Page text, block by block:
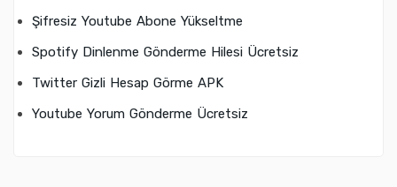
Şifresiz Youtube Abone Yükseltme
Spotify Dinlenme Gönderme Hilesi Ücretsiz
Twitter Gizli Hesap Görme APK
Youtube Yorum Gönderme Ücretsiz